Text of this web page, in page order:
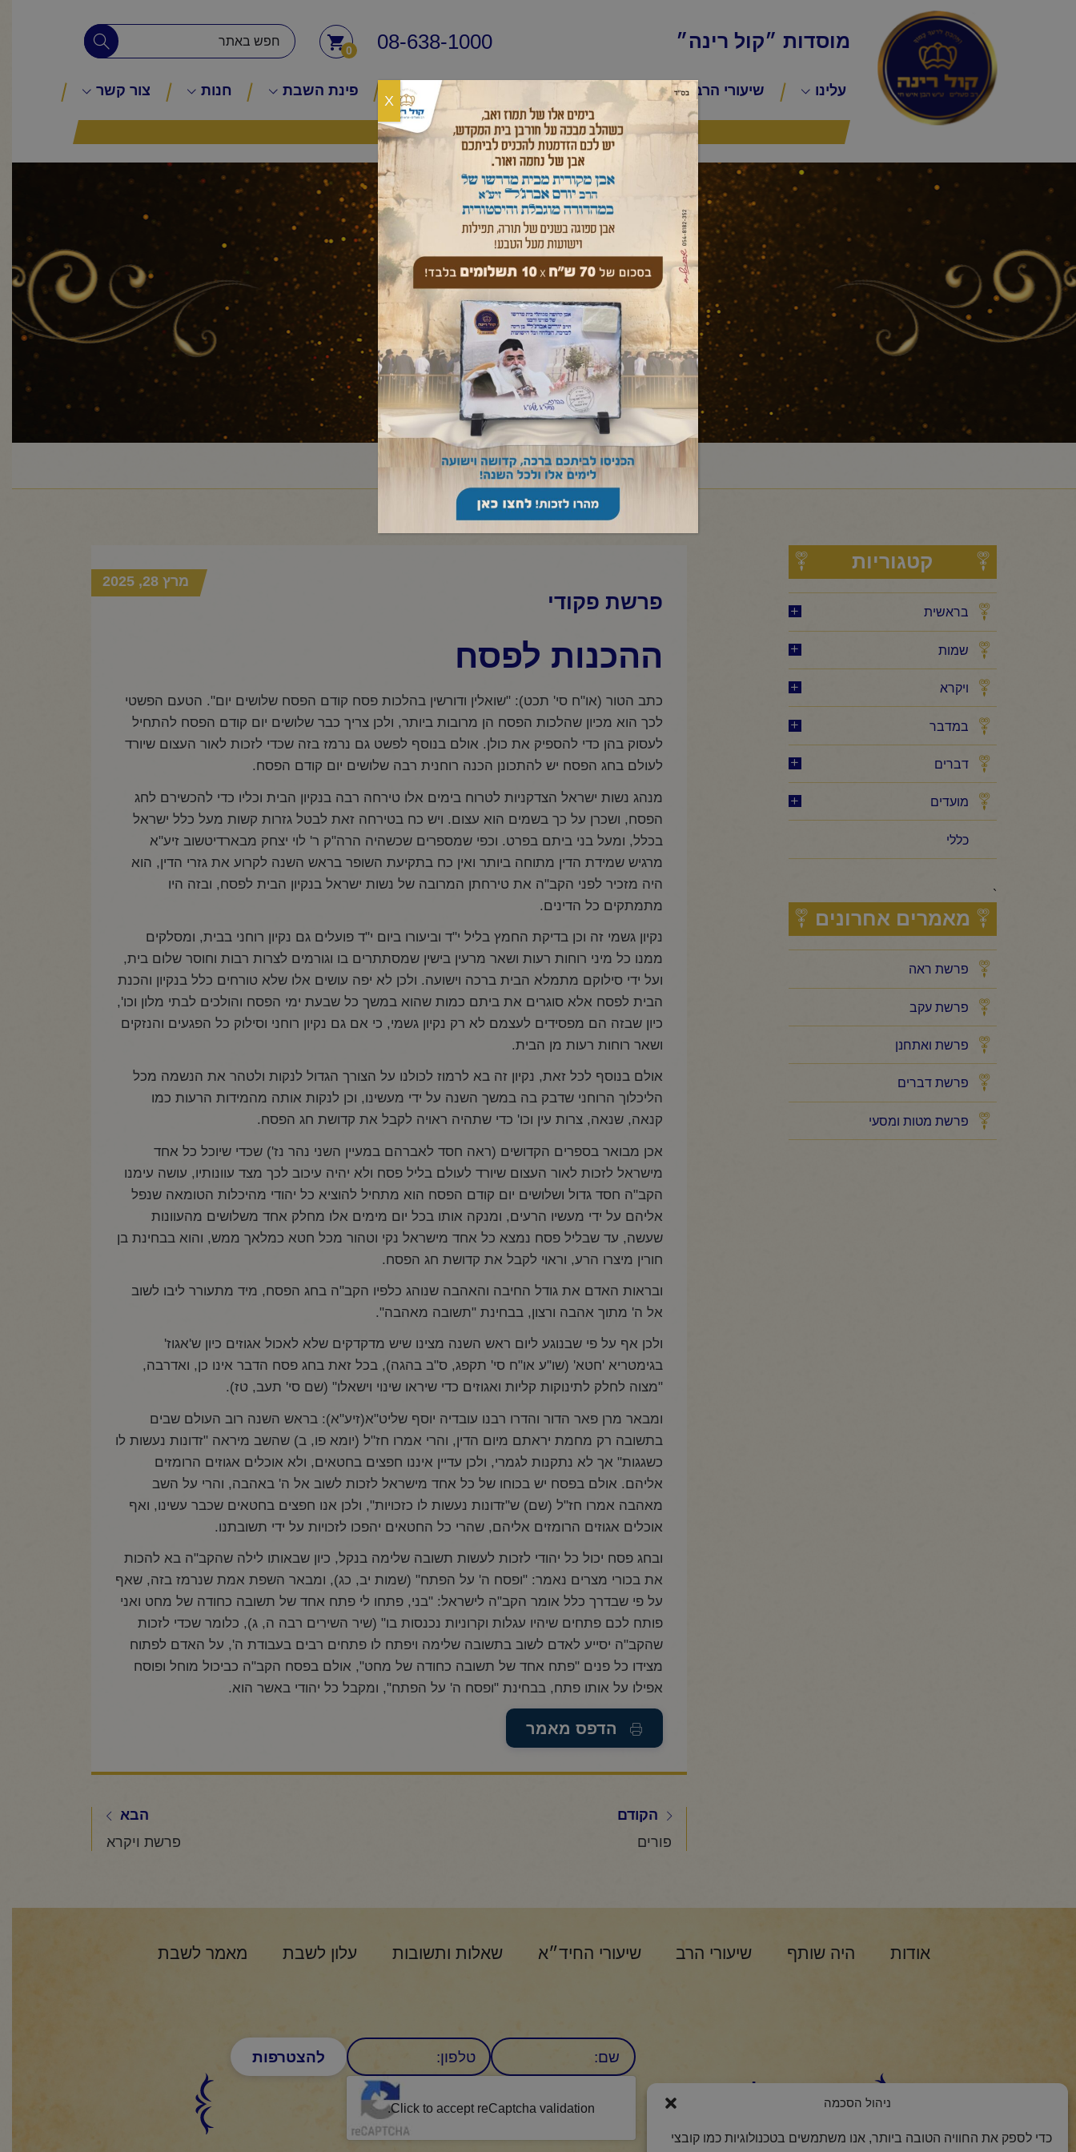
ניהול הסכמה
כדי לספק את החוויה הטובה ביותר, אנו משתמשים בטכנולוגיות כמו קובצי
מוסדות ״קול רינה״ 08-638-1000
0
עלינו שיעורי הרב שיעורי החיד״א שאלות ותשובות פינת השבת חנות צור קשר
היה שותף
מאמר לשבת
ראשי מאמר לשבת/שמות/פקודי/פרשת פקודי
קטגוריות
בראשית
שמות
ויקרא
במדבר
דברים
מועדים
כללי
`
מאמרים אחרונים
פרשת ראה
פרשת עקב
פרשת ואתחנן
פרשת דברים
פרשת מטות ומסעי
פרשת פקודי
מרץ 28, 2025
ההכנות לפסח
כתב הטור (או"ח סי' תכט): "שואלין ודורשין בהלכות פסח קודם הפסח שלושים יום". הטעם הפשטי
לכך הוא מכיון שהלכות הפסח הן מרובות ביותר, ולכן צריך כבר שלושים יום קודם הפסח להתחיל
לעסוק בהן כדי להספיק את כולן. אולם בנוסף לפשט גם נרמז בזה שכדי לזכות לאור העצום שיורד
לעולם בחג הפסח יש להתכונן הכנה רוחנית רבה שלושים יום קודם הפסח.
מנהג נשות ישראל הצדקניות לטרוח בימים אלו טירחה רבה בנקיון הבית וכליו כדי להכשירם לחג
הפסח, ושכרן על כך בשמים הוא עצום. ויש כח בטירחה זאת לבטל גזרות קשות מעל כלל ישראל
בכלל, ומעל בני ביתם בפרט. וכפי שמספרים שכשהיה הרה"ק ר' לוי יצחק מבארדיטשוב זיע"א
מרגיש שמידת הדין מתוחה ביותר ואין כח בתקיעת השופר בראש השנה לקרוע את גזרי הדין, הוא
היה מזכיר לפני הקב"ה את טירחתן המרובה של נשות ישראל בנקיון הבית לפסח, ובזה היו
מתמתקים כל הדינים.
נקיון גשמי זה וכן בדיקת החמץ בליל י"ד וביעורו ביום י"ד פועלים גם נקיון רוחני בבית, ומסלקים
ממנו כל מיני רוחות רעות ושאר מרעין בישין שמסתתרים בו וגורמים לצרות רבות וחוסר שלום בית,
ועל ידי סילוקם מתמלא הבית ברכה וישועה. ולכן לא יפה עושים אלו שלא טורחים כלל בנקיון והכנת
הבית לפסח אלא סוגרים את ביתם כמות שהוא במשך כל שבעת ימי הפסח והולכים לבתי מלון וכו',
כיון שבזה הם מפסידים לעצמם לא רק נקיון גשמי, כי אם גם נקיון רוחני וסילוק כל הפגעים והנזקים
ושאר רוחות רעות מן הבית.
אולם בנוסף לכל זאת, נקיון זה בא לרמוז לכולנו על הצורך הגדול לנקות ולטהר את הנשמה מכל
הליכלוך הרוחני שדבק בה במשך השנה על ידי מעשינו, וכן לנקות אותה מהמידות הרעות כמו
קנאה, שנאה, צרות עין וכו' כדי שתהיה ראויה לקבל את קדושת חג הפסח.
אכן מבואר בספרים הקדושים (ראה חסד לאברהם במעיין השני נהר נז') שכדי שיוכל כל אחד
מישראל לזכות לאור העצום שיורד לעולם בליל פסח ולא יהיה עיכוב לכך מצד עוונותיו, עושה עימנו
הקב"ה חסד גדול ושלושים יום קודם הפסח הוא מתחיל להוציא כל יהודי מהיכלות הטומאה שנפל
אליהם על ידי מעשיו הרעים, ומנקה אותו בכל יום מימים אלו מחלק אחד משלושים מהעוונות
שעשה, עד שבליל פסח נמצא כל אחד מישראל נקי וטהור מכל חטא כמלאך ממש, והוא בבחינת בן
חורין מיצרו הרע, וראוי לקבל את קדושת חג הפסח.
ובראות האדם את גודל החיבה והאהבה שנוהג כלפיו הקב"ה בחג הפסח, מיד מתעורר ליבו לשוב
אל ה' מתוך אהבה ורצון, בבחינת "תשובה מאהבה".
ולכן אף על פי שבנוגע ליום ראש השנה מצינו שיש מדקדקים שלא לאכול אגוזים כיון ש'אגוז'
בגימטריא 'חטא' (שו"ע או"ח סי' תקפג, ס"ב בהגה), בכל זאת בחג פסח הדבר אינו כן, ואדרבה,
"מצוה לחלק לתינוקות קליות ואגוזים כדי שיראו שינוי וישאלו" (שם סי' תעב, טז).
ומבאר מרן פאר הדור והדרו רבנו עובדיה יוסף שליט"א(זיע"א): בראש השנה רוב העולם שבים
בתשובה רק מחמת יראתם מיום הדין, והרי אמרו חז"ל (יומא פו, ב) שהשב מיראה "זדונות נעשות לו
כשגגות" אך לא נתקנות לגמרי, ולכן עדיין איננו חפצים בחטאים, ולא אוכלים אגוזים הרומזים
אליהם. אולם בפסח יש בכוחו של כל אחד מישראל לזכות לשוב אל ה' באהבה, והרי על השב
מאהבה אמרו חז"ל (שם) ש"זדונות נעשות לו כזכויות", ולכן אנו חפצים בחטאים שכבר עשינו, ואף
אוכלים אגוזים הרומזים אליהם, שהרי כל החטאים יהפכו לזכויות על ידי תשובתנו.
ובחג פסח יכול כל יהודי לזכות לעשות תשובה שלימה בנקל, כיון שבאותו לילה שהקב"ה בא להכות
את בכורי מצרים נאמר: "ופסח ה' על הפתח" (שמות יב, כג), ומבאר השפת אמת שנרמז בזה, שאף
על פי שבדרך כלל אומר הקב"ה לישראל: "בני, פתחו לי פתח אחד של תשובה כחודה של מחט ואני
פותח לכם פתחים שיהיו עגלות וקרוניות נכנסות בו" (שיר השירים רבה ה, ג), כלומר שכדי לזכות
שהקב"ה יסייע לאדם לשוב בתשובה שלימה ויפתח לו פתחים רבים בעבודת ה', על האדם לפתוח
מצידו כל פנים "פתח אחד של תשובה כחודה של מחט", אולם בפסח הקב"ה כביכול מוחל ופוסח
אפילו על אותו פתח, בבחינת "ופסח ה' על הפתח", ומקבל כל יהודי באשר הוא.
הדפס מאמר
הקודם
פורים
הבא
פרשת ויקרא
אודות היה שותף שיעורי הרב שיעורי החיד״א שאלות ותשובות עלון לשבת מאמר לשבת
הצטרפות למסר היומי
שם טלפון:
Click to accept reCaptcha validation.
X